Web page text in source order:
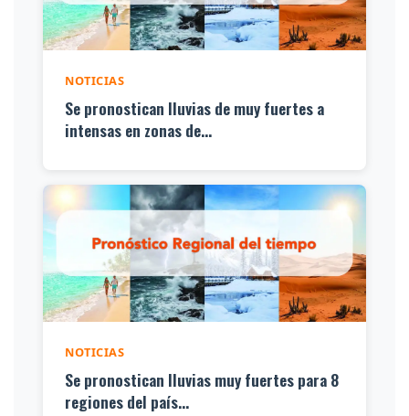
NOTICIAS
Se pronostican lluvias de muy fuertes a
intensas en zonas de...
NOTICIAS
Se pronostican lluvias muy fuertes para 8
regiones del país...